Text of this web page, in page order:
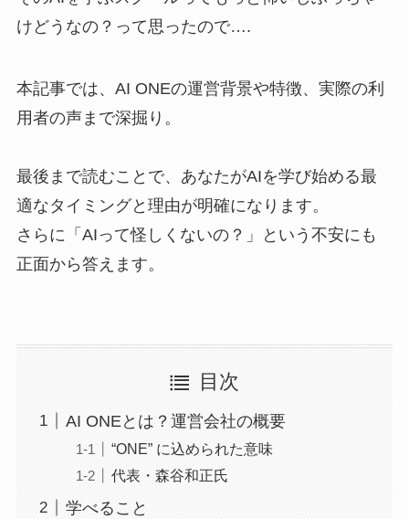
けどうなの？って思ったので….
本記事では、AI ONEの運営背景や特徴、実際の利
用者の声まで深掘り。
最後まで読むことで、あなたがAIを学び始める最
適なタイミングと理由が明確になります。
さらに「AIって怪しくないの？」という不安にも
正面から答えます。
目次
AI ONEとは？運営会社の概要
“ONE” に込められた意味
代表・森谷和正氏
学べること